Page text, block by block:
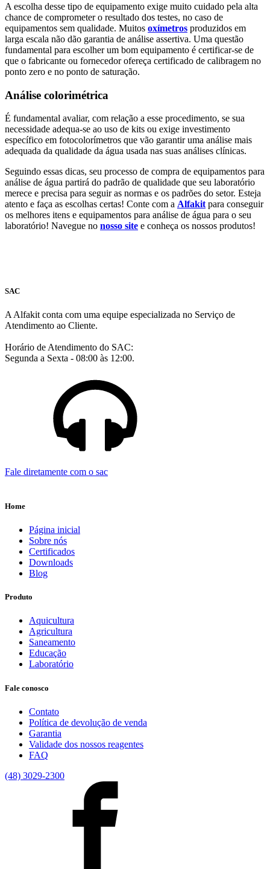
A escolha desse tipo de equipamento exige muito cuidado pela alta
chance de comprometer o resultado dos testes, no caso de
equipamentos sem qualidade. Muitos oxímetros produzidos em
larga escala não dão garantia de análise assertiva. Uma questão
fundamental para escolher um bom equipamento é certificar-se de
que o fabricante ou fornecedor ofereça certificado de calibragem no
ponto zero e no ponto de saturação.
Análise colorimétrica
É fundamental avaliar, com relação a esse procedimento, se sua
necessidade adequa-se ao uso de kits ou exige investimento
específico em fotocolorímetros que vão garantir uma análise mais
adequada da qualidade da água usada nas suas análises clínicas.
Seguindo essas dicas, seu processo de compra de equipamentos para
análise de água partirá do padrão de qualidade que seu laboratório
merece e precisa para seguir as normas e os padrões do setor. Esteja
atento e faça as escolhas certas! Conte com a Alfakit para conseguir
os melhores itens e equipamentos para análise de água para o seu
laboratório! Navegue no nosso site e conheça os nossos produtos!
SAC
A Alfakit conta com uma equipe especializada no Serviço de
Atendimento ao Cliente.
Horário de Atendimento do SAC:
Segunda a Sexta - 08:00 às 12:00.
Fale diretamente com o sac
Home
Página inicial
Sobre nós
Certificados
Downloads
Blog
Produto
Aquicultura
Agricultura
Saneamento
Educação
Laboratório
Fale conosco
Contato
Política de devolução de venda
Garantia
Validade dos nossos reagentes
FAQ
(48) 3029-2300